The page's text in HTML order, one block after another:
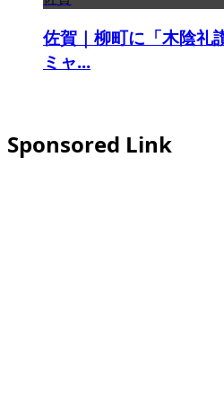
佐賀｜柳町に「木陰礼
ミャ...
Sponsored Link